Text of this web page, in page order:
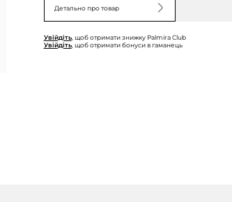
Детально про товар
Увійдіть, щоб отримати знижку Palmira Club
Увійдіть, щоб отримати бонуси в гаманець